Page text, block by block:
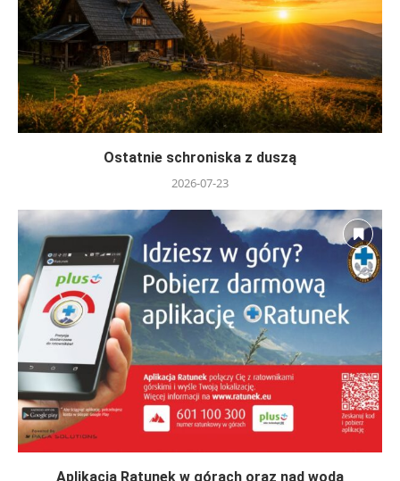
Ostatnie schroniska z duszą
2026-07-23
Aplikacja Ratunek w górach oraz nad wodą